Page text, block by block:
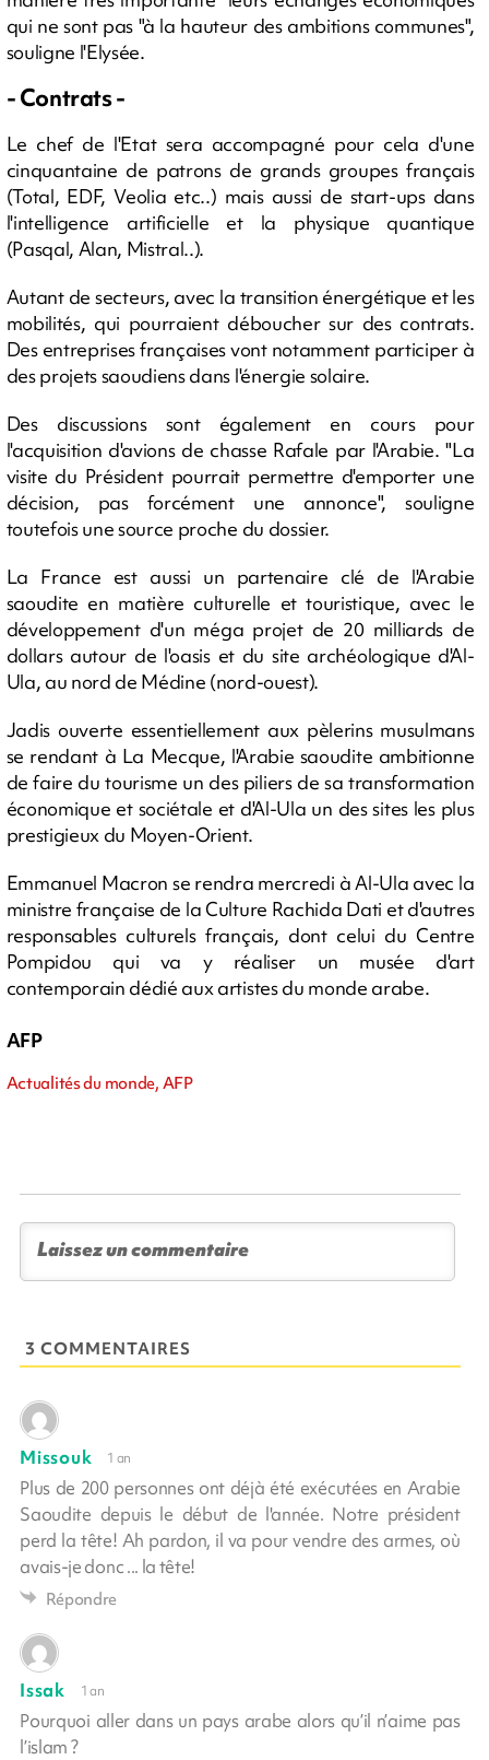
qui ne sont pas "à la hauteur des ambitions communes",
souligne l'Elysée.
- Contrats -
Le chef de l'Etat sera accompagné pour cela d'une
cinquantaine de patrons de grands groupes français
(Total, EDF, Veolia etc..) mais aussi de start-ups dans
l'intelligence artificielle et la physique quantique
(Pasqal, Alan, Mistral..).
Autant de secteurs, avec la transition énergétique et les
mobilités, qui pourraient déboucher sur des contrats.
Des entreprises françaises vont notamment participer à
des projets saoudiens dans l'énergie solaire.
Des discussions sont également en cours pour
l'acquisition d'avions de chasse Rafale par l'Arabie. "La
visite du Président pourrait permettre d'emporter une
décision, pas forcément une annonce", souligne
toutefois une source proche du dossier.
La France est aussi un partenaire clé de l'Arabie
saoudite en matière culturelle et touristique, avec le
développement d'un méga projet de 20 milliards de
dollars autour de l'oasis et du site archéologique d'Al-
Ula, au nord de Médine (nord-ouest).
Jadis ouverte essentiellement aux pèlerins musulmans
se rendant à La Mecque, l'Arabie saoudite ambitionne
de faire du tourisme un des piliers de sa transformation
économique et sociétale et d'Al-Ula un des sites les plus
prestigieux du Moyen-Orient.
Emmanuel Macron se rendra mercredi à Al-Ula avec la
ministre française de la Culture Rachida Dati et d'autres
responsables culturels français, dont celui du Centre
Pompidou qui va y réaliser un musée d'art
contemporain dédié aux artistes du monde arabe.
AFP
Actualités du monde, AFP
3 COMMENTAIRES
Missouk 1 an
Plus de 200 personnes ont déjà été exécutées en Arabie
Saoudite depuis le début de l'année. Notre président
perd la tête! Ah pardon, il va pour vendre des armes, où
avais-je donc ... la tête!
Répondre
Issak 1 an
Pourquoi aller dans un pays arabe alors qu’il n’aime pas
l’islam ?